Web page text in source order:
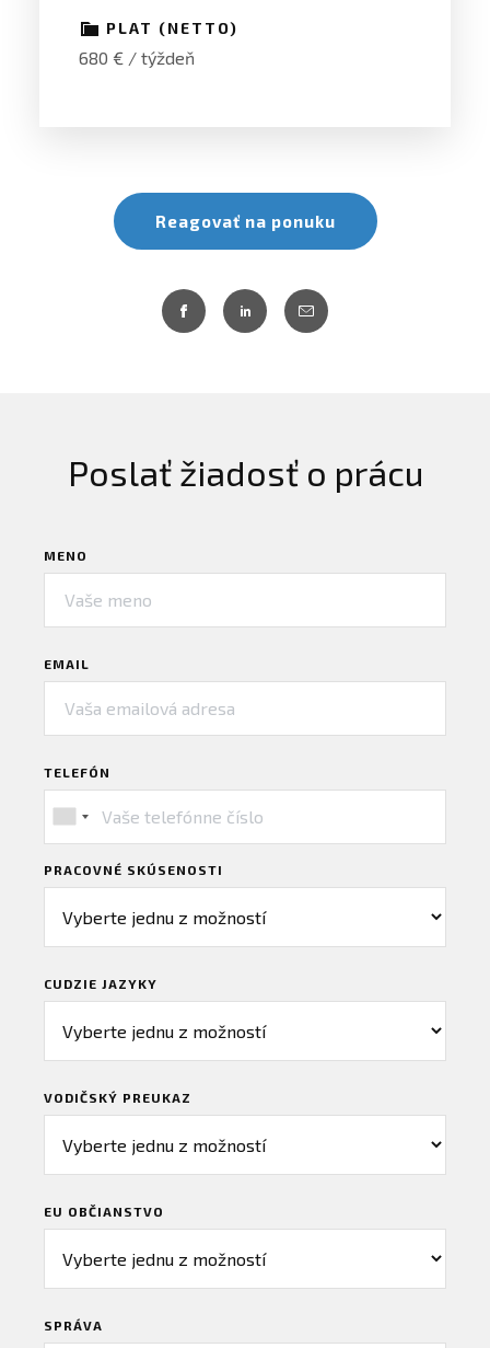
PLAT (NETTO)
680 € / týždeň
Reagovať na ponuku
Poslať žiadosť o prácu
MENO
EMAIL
TELEFÓN
PRACOVNÉ SKÚSENOSTI
CUDZIE JAZYKY
VODIČSKÝ PREUKAZ
EU OBČIANSTVO
SPRÁVA